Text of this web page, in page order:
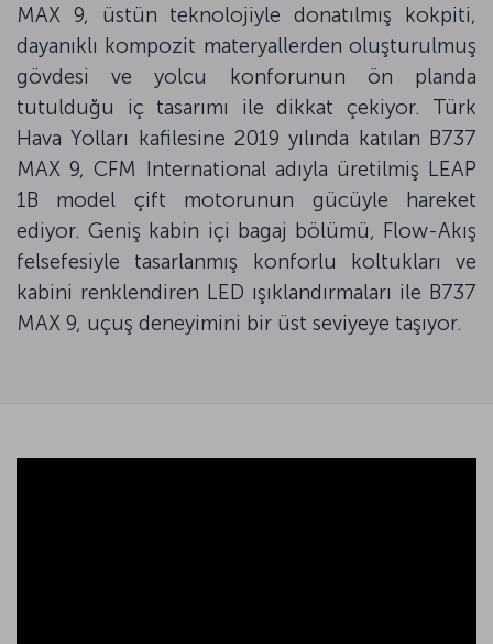
MAX 9, üstün teknolojiyle donatılmış kokpiti,
dayanıklı kompozit materyallerden oluşturulmuş
gövdesi ve yolcu konforunun ön planda
tutulduğu iç tasarımı ile dikkat çekiyor. Türk
Hava Yolları kafilesine 2019 yılında katılan B737
MAX 9, CFM International adıyla üretilmiş LEAP
1B model çift motorunun gücüyle hareket
ediyor. Geniş kabin içi bagaj bölümü, Flow-Akış
felsefesiyle tasarlanmış konforlu koltukları ve
kabini renklendiren LED ışıklandırmaları ile B737
MAX 9, uçuş deneyimini bir üst seviyeye taşıyor.